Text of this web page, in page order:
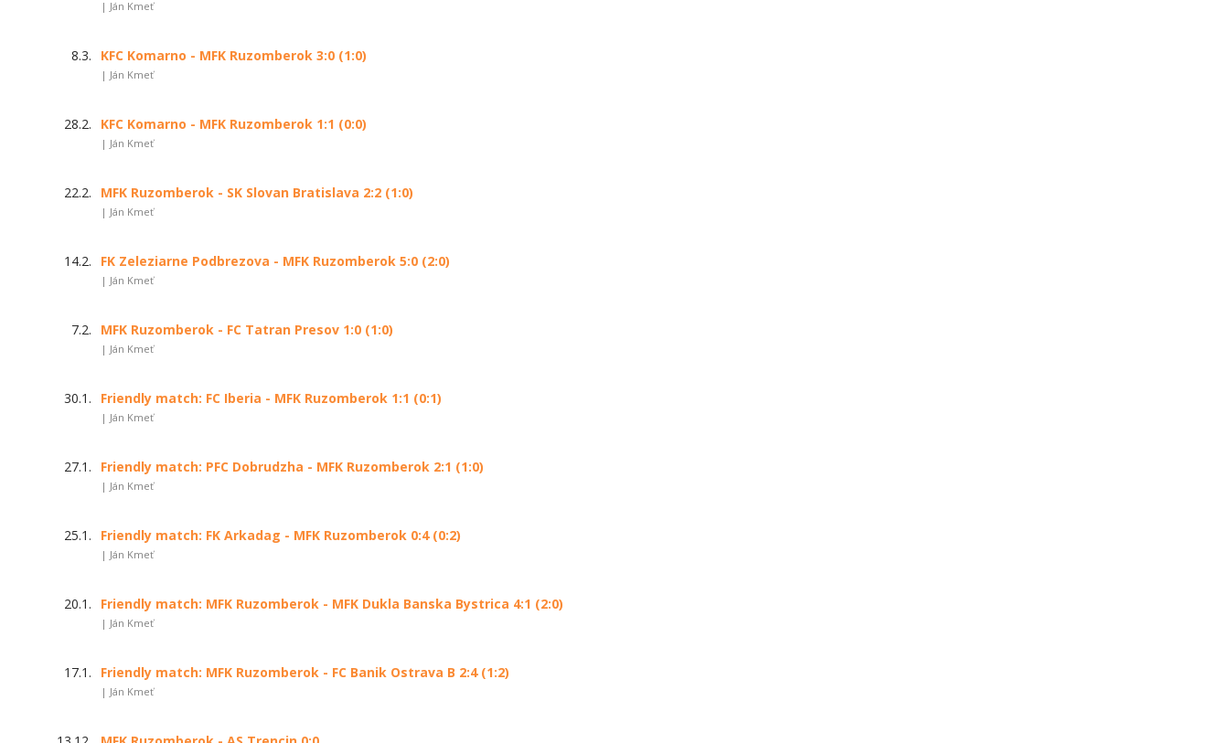
| Ján Kmeť
8.3. KFC Komarno - MFK Ruzomberok 3:0 (1:0)
| Ján Kmeť
28.2. KFC Komarno - MFK Ruzomberok 1:1 (0:0)
| Ján Kmeť
22.2. MFK Ruzomberok - SK Slovan Bratislava 2:2 (1:0)
| Ján Kmeť
14.2. FK Zeleziarne Podbrezova - MFK Ruzomberok 5:0 (2:0)
| Ján Kmeť
7.2. MFK Ruzomberok - FC Tatran Presov 1:0 (1:0)
| Ján Kmeť
30.1. Friendly match: FC Iberia - MFK Ruzomberok 1:1 (0:1)
| Ján Kmeť
27.1. Friendly match: PFC Dobrudzha - MFK Ruzomberok 2:1 (1:0)
| Ján Kmeť
25.1. Friendly match: FK Arkadag - MFK Ruzomberok 0:4 (0:2)
| Ján Kmeť
20.1. Friendly match: MFK Ruzomberok - MFK Dukla Banska Bystrica 4:1 (2:0)
| Ján Kmeť
17.1. Friendly match: MFK Ruzomberok - FC Banik Ostrava B 2:4 (1:2)
| Ján Kmeť